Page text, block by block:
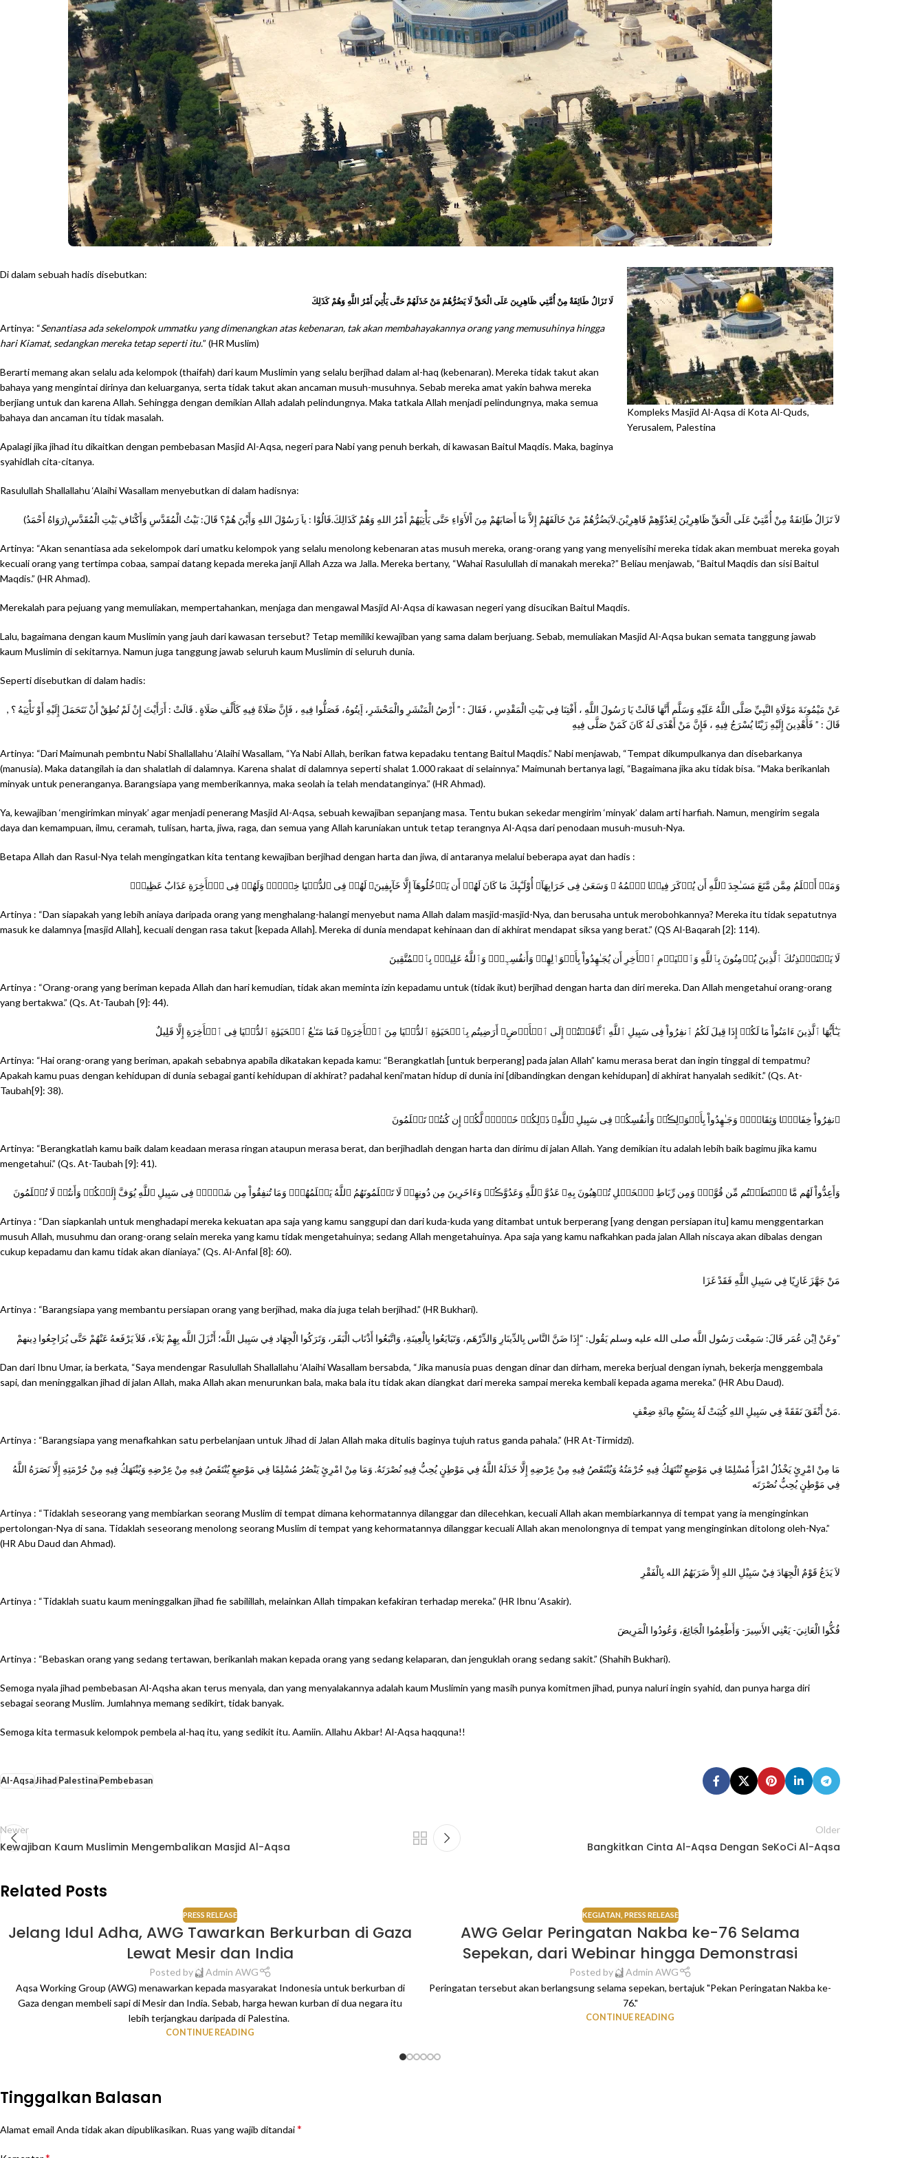
Kompleks Masjid Al-Aqsa di Kota Al-Quds,
Yerusalem, Palestina
Di dalam sebuah hadis disebutkan:
لَا تَزَالُ طَائِفَةٌ مِنْ أُمَّتِي ظَاهِرِينَ عَلَى الْحَقِّ لَا يَضُرُّهُمْ مَنْ خَذَلَهُمْ حَتَّى يَأْتِيَ أَمْرُ اللَّهِ وَهُمْ كَذَلِكَ
Artinya: “Senantiasa ada sekelompok ummatku yang dimenangkan atas kebenaran, tak akan membahayakannya orang yang memusuhinya hingga
hari Kiamat, sedangkan mereka tetap seperti itu.” (HR Muslim)
Berarti memang akan selalu ada kelompok (thaifah) dari kaum Muslimin yang selalu berjihad dalam al-haq (kebenaran). Mereka tidak takut akan
bahaya yang mengintai dirinya dan keluarganya, serta tidak takut akan ancaman musuh-musuhnya. Sebab mereka amat yakin bahwa mereka
berjiang untuk dan karena Allah. Sehingga dengan demikian Allah adalah pelindungnya. Maka tatkala Allah menjadi pelindungnya, maka semua
bahaya dan ancaman itu tidak masalah.
Apalagi jika jihad itu dikaitkan dengan pembebasan Masjid Al-Aqsa, negeri para Nabi yang penuh berkah, di kawasan Baitul Maqdis. Maka, baginya
syahidlah cita-citanya.
Rasulullah Shallallahu ‘Alaihi Wasallam menyebutkan di dalam hadisnya:
لاَ تَزَالُ طَاِئفَةٌ مِنْ أُمَّتِيْ عَلَى الْحَقِّ ظَاهِرِيْنَ لِعَدُوِّهِمْ قَاهِرِيْنَ.لاَيَضُرُّهُمْ مَنْ خَالَفَهُمْ إِلاَّ مَا أَصَابَهُمْ مِنَ اْلأَوَاءِ حَتَّى يَأْتِيَهُمْ أَمْرُ اللهِ وَهُمْ كَذَالِكَ.قَالُوْا : ياَ رَسُوْلَ اللهِ وَأَيْنَ هُمْ؟ قَالَ: بَيْتُ الْمُقَدَّسِ وَأَكْنَافِ بَيْتِ الْمُقَدَّسِ(رَوَاهُ أَحْمَدُ)
Artinya: “Akan senantiasa ada sekelompok dari umatku kelompok yang selalu menolong kebenaran atas musuh mereka, orang-orang yang yang menyelisihi mereka tidak akan membuat mereka goyah
kecuali orang yang tertimpa cobaa, sampai datang kepada mereka janji Allah Azza wa Jalla. Mereka bertany, “Wahai Rasulullah di manakah mereka?” Beliau menjawab, “Baitul Maqdis dan sisi Baitul
Maqdis.” (HR Ahmad).
Merekalah para pejuang yang memuliakan, mempertahankan, menjaga dan mengawal Masjid Al-Aqsa di kawasan negeri yang disucikan Baitul Maqdis.
Lalu, bagaimana dengan kaum Muslimin yang jauh dari kawasan tersebut? Tetap memiliki kewajiban yang sama dalam berjuang. Sebab, memuliakan Masjid Al-Aqsa bukan semata tanggung jawab
kaum Muslimin di sekitarnya. Namun juga tanggung jawab seluruh kaum Muslimin di seluruh dunia.
Seperti disebutkan di dalam hadis:
عَنْ مَيْمُونَةَ مَوْلَاةِ النَّبِيِّ صَلَّى اللَّهُ عَلَيْهِ وَسَلَّم أَنَّهَا قَالَتْ يَا رَسُولَ اللَّهِ ، أَفْتِنَا فِي بَيْتِ الْمَقْدِسِ ، فَقَالَ : ” أَرْضُ الْمَنْشَرِ والْمَحْشَرِ، إَيتُوهُ، فَصَلُّوا فِيهِ ، فَإِنَّ صَلَاةً فِيهِ كَأَلْفِ صَلَاةٍ . قَالَتْ : أَرَأَيْتَ إِنْ لَمْ نُطِقْ أَنْ نَتَحَمَلَ إِلَيْهِ أَوْ نَأْتِيَهُ ؟ ,
قَالَ : ” فَأَهْدِينَ إِلَيْهِ زَيْتًا يُسْرَجُ فِيهِ ، فَإِنَّ مَنْ أَهْدَى لَهُ كَانَ كَمَنْ صَلَّى فِيهِ
Artinya: “Dari Maimunah pembntu Nabi Shallallahu ‘Alaihi Wasallam, “Ya Nabi Allah, berikan fatwa kepadaku tentang Baitul Maqdis.” Nabi menjawab, “Tempat dikumpulkanya dan disebarkanya
(manusia). Maka datangilah ia dan shalatlah di dalamnya. Karena shalat di dalamnya seperti shalat 1.000 rakaat di selainnya.” Maimunah bertanya lagi, “Bagaimana jika aku tidak bisa. “Maka berikanlah
minyak untuk peneranganya. Barangsiapa yang memberikannya, maka seolah ia telah mendatanginya.” (HR Ahmad).
Ya, kewajiban ‘mengirimkan minyak’ agar menjadi penerang Masjid Al-Aqsa, sebuah kewajiban sepanjang masa. Tentu bukan sekedar mengirim ‘minyak’ dalam arti harfiah. Namun, mengirim segala
daya dan kemampuan, ilmu, ceramah, tulisan, harta, jiwa, raga, dan semua yang Allah karuniakan untuk tetap terangnya Al-Aqsa dari penodaan musuh-musuh-Nya.
Betapa Allah dan Rasul-Nya telah mengingatkan kita tentang kewajiban berjihad dengan harta dan jiwa, di antaranya melalui beberapa ayat dan hadis :
وَمَنۡ أَظۡلَمُ مِمَّن مَّنَعَ مَسَـٰجِدَ ٱللَّهِ أَن يُذۡكَرَ فِيہَا ٱسۡمُهُ ۥ وَسَعَىٰ فِى خَرَابِهَآ‌ۚ أُوْلَـٰٓٮِٕكَ مَا كَانَ لَهُمۡ أَن يَدۡخُلُوهَآ إِلَّا خَآٮِٕفِينَ‌ۚ لَهُمۡ فِى ٱلدُّنۡيَا خِزۡىٌ۬ وَلَهُمۡ فِى ٱلۡأَخِرَةِ عَذَابٌ عَظِيمٌ۬
Artinya : “Dan siapakah yang lebih aniaya daripada orang yang menghalang-halangi menyebut nama Allah dalam masjid-masjid-Nya, dan berusaha untuk merobohkannya? Mereka itu tidak sepatutnya
masuk ke dalamnya [masjid Allah], kecuali dengan rasa takut [kepada Allah]. Mereka di dunia mendapat kehinaan dan di akhirat mendapat siksa yang berat.” (QS Al-Baqarah [2]: 114).
لَا يَسۡتَـٔۡذِنُكَ ٱلَّذِينَ يُؤۡمِنُونَ بِٱللَّهِ وَٱلۡيَوۡمِ ٱلۡأَخِرِ أَن يُجَـٰهِدُواْ بِأَمۡوَٲلِهِمۡ وَأَنفُسِہِمۡ‌ۗ وَٱللَّهُ عَلِيمُۢ بِٱلۡمُتَّقِينَ
Artinya : “Orang-orang yang beriman kepada Allah dan hari kemudian, tidak akan meminta izin kepadamu untuk (tidak ikut) berjihad dengan harta dan diri mereka. Dan Allah mengetahui orang-orang
yang bertakwa.” (Qs. At-Taubah [9]: 44).
يَـٰٓأَيُّهَا ٱلَّذِينَ ءَامَنُواْ مَا لَكُمۡ إِذَا قِيلَ لَكُمُ ٱنفِرُواْ فِى سَبِيلِ ٱللَّهِ ٱثَّاقَلۡتُمۡ إِلَى ٱلۡأَرۡضِ‌ۚ أَرَضِيتُم بِٱلۡحَيَوٰةِ ٱلدُّنۡيَا مِنَ ٱلۡأَخِرَةِ‌ۚ فَمَا مَتَـٰعُ ٱلۡحَيَوٰةِ ٱلدُّنۡيَا فِى ٱلۡأَخِرَةِ إِلَّا قَلِيلٌ
Artinya: “Hai orang-orang yang beriman, apakah sebabnya apabila dikatakan kepada kamu: “Berangkatlah [untuk berperang] pada jalan Allah” kamu merasa berat dan ingin tinggal di tempatmu?
Apakah kamu puas dengan kehidupan di dunia sebagai ganti kehidupan di akhirat? padahal keni’matan hidup di dunia ini [dibandingkan dengan kehidupan] di akhirat hanyalah sedikit.” (Qs. At-
Taubah[9]: 38).
ٱنفِرُواْ خِفَافً۬ا وَثِقَالاً۬ وَجَـٰهِدُواْ بِأَمۡوَٲلِڪُمۡ وَأَنفُسِكُمۡ فِى سَبِيلِ ٱللَّهِ‌ۚ ذَٲلِكُمۡ خَيۡرٌ۬ لَّكُمۡ إِن كُنتُمۡ تَعۡلَمُونَ
Artinya: “Berangkatlah kamu baik dalam keadaan merasa ringan ataupun merasa berat, dan berjihadlah dengan harta dan dirimu di jalan Allah. Yang demikian itu adalah lebih baik bagimu jika kamu
mengetahui.” (Qs. At-Taubah [9]: 41).
وَأَعِدُّواْ لَهُم مَّا ٱسۡتَطَعۡتُم مِّن قُوَّةٍ۬ وَمِن رِّبَاطِ ٱلۡخَيۡلِ تُرۡهِبُونَ بِهِۦ عَدُوَّ ٱللَّهِ وَعَدُوَّڪُمۡ وَءَاخَرِينَ مِن دُونِهِمۡ لَا تَعۡلَمُونَهُمُ ٱللَّهُ يَعۡلَمُهُمۡ‌ۚ وَمَا تُنفِقُواْ مِن شَىۡءٍ۬ فِى سَبِيلِ ٱللَّهِ يُوَفَّ إِلَيۡكُمۡ وَأَنتُمۡ لَا تُظۡلَمُونَ
Artinya : “Dan siapkanlah untuk menghadapi mereka kekuatan apa saja yang kamu sanggupi dan dari kuda-kuda yang ditambat untuk berperang [yang dengan persiapan itu] kamu menggentarkan
musuh Allah, musuhmu dan orang-orang selain mereka yang kamu tidak mengetahuinya; sedang Allah mengetahuinya. Apa saja yang kamu nafkahkan pada jalan Allah niscaya akan dibalas dengan
cukup kepadamu dan kamu tidak akan dianiaya.” (Qs. Al-Anfal [8]: 60).
مَنْ جَهَّزَ غَازِيًا فِي سَبِيلِ اللَّهِ فَقَدْ غَزَا
Artinya : “Barangsiapa yang membantu persiapan orang yang berjihad, maka dia juga telah berjihad.” (HR Bukhari).
وعَنْ اِبْن عُمَر قَالَ: سَمِعْت رَسُول اللَّه صلى الله عليه وسلم يَقُول: “إِذَا ضَنَّ النَّاس بِالدِّينَارِ وَالدِّرْهَم، وَتَبَايَعُوا بِالْعِينَةِ، وَاتَّبَعُوا أَذْنَاب الْبَقَر، وَتَرَكُوا الْجِهَاد فِي سَبِيل اللَّه؛ أَنْزَلَ اللَّه بِهِمْ بَلاَء، فَلاَ يَرْفَعهُ عَنْهُمْ حَتَّى يُرَاجِعُوا دِينهمْ”
Dan dari Ibnu Umar, ia berkata, “Saya mendengar Rasulullah Shallallahu ‘Alaihi Wasallam bersabda, “Jika manusia puas dengan dinar dan dirham, mereka berjual dengan iynah, bekerja menggembala
sapi, dan meninggalkan jihad di jalan Allah, maka Allah akan menurunkan bala, maka bala itu tidak akan diangkat dari mereka sampai mereka kembali kepada agama mereka.” (HR Abu Daud).
مَنْ أَنْفَقَ نَفَقَةً فِي سَبِيلِ اللهِ كُتِبَتْ لَهُ بِسَبْعِ مِائَةِ ضِعْفٍ.
Artinya : “Barangsiapa yang menafkahkan satu perbelanjaan untuk Jihad di Jalan Allah maka ditulis baginya tujuh ratus ganda pahala.” (HR At-Tirmidzi).
مَا مِنْ امْرِئٍ يَخْذُلُ امْرَأً مُسْلِمًا فِي مَوْضِعٍ تُنْتَهَكُ فِيهِ حُرْمَتُهُ وَيُنْتَقَصُ فِيهِ مِنْ عِرْضِهِ إِلَّا خَذَلَهُ اللَّهُ فِي مَوْطِنٍ يُحِبُّ فِيهِ نُصْرَتَهُ. وَمَا مِنْ امْرِئٍ يَنْصُرُ مُسْلِمًا فِي مَوْضِعٍ يُنْتَقَصُ فِيهِ مِنْ عِرْضِهِ وَيُنْتَهَكُ فِيهِ مِنْ حُرْمَتِهِ إِلَّا نَصَرَهُ اللَّهُ
فِي مَوْطِنٍ يُحِبُّ نُصْرَتَه
Artinya : “Tidaklah seseorang yang membiarkan seorang Muslim di tempat dimana kehormatannya dilanggar dan dilecehkan, kecuali Allah akan membiarkannya di tempat yang ia menginginkan
pertolongan-Nya di sana. Tidaklah seseorang menolong seorang Muslim di tempat yang kehormatannya dilanggar kecuali Allah akan menolongnya di tempat yang menginginkan ditolong oleh-Nya.”
(HR Abu Daud dan Ahmad).
لاَ يَدَعُ قَوْمٌ الْجِهَادَ فِيْ سَبِيْلِ اللهِ إِلاَّ ضَرَبَهُمُ الله بِالْفَقْرِ
Artinya : “Tidaklah suatu kaum meninggalkan jihad fie sabilillah, melainkan Allah timpakan kefakiran terhadap mereka.” (HR Ibnu ‘Asakir).
فُكُّوا الْعَانِيَ- يَعْنِي الأَسِيرَ- وَأَطْعِمُوا الْجَائِعَ، وَعُودُوا الْمَرِيضَ
Artinya : “Bebaskan orang yang sedang tertawan, berikanlah makan kepada orang yang sedang kelaparan, dan jenguklah orang sedang sakit.” (Shahih Bukhari).
Semoga nyala jihad pembebasan Al-Aqsha akan terus menyala, dan yang menyalakannya adalah kaum Muslimin yang masih punya komitmen jihad, punya naluri ingin syahid, dan punya harga diri
sebagai seorang Muslim. Jumlahnya memang sedikirt, tidak banyak.
Semoga kita termasuk kelompok pembela al-haq itu, yang sedikit itu. Aamiin. Allahu Akbar! Al-Aqsa haqquna!!
Al-AqsaJihad PalestinaPembebasan
Newer
Kewajiban Kaum Muslimin Mengembalikan Masjid Al-Aqsa
Older
Bangkitkan Cinta Al-Aqsa Dengan SeKoCi Al-Aqsa
Related Posts
PRESS RELEASE
Jelang Idul Adha, AWG Tawarkan Berkurban di Gaza
Lewat Mesir dan India
Posted by
Admin AWG
Aqsa Working Group (AWG) menawarkan kepada masyarakat Indonesia untuk berkurban di
Gaza dengan membeli sapi di Mesir dan India. Sebab, harga hewan kurban di dua negara itu
lebih terjangkau daripada di Palestina.
CONTINUE READING
KEGIATAN PRESS RELEASE
AWG Gelar Peringatan Nakba ke-76 Selama
Sepekan, dari Webinar hingga Demonstrasi
Posted by
Admin AWG
Peringatan tersebut akan berlangsung selama sepekan, bertajuk "Pekan Peringatan Nakba ke-
76."
CONTINUE READING
Tinggalkan Balasan
Alamat email Anda tidak akan dipublikasikan. Ruas yang wajib ditandai*